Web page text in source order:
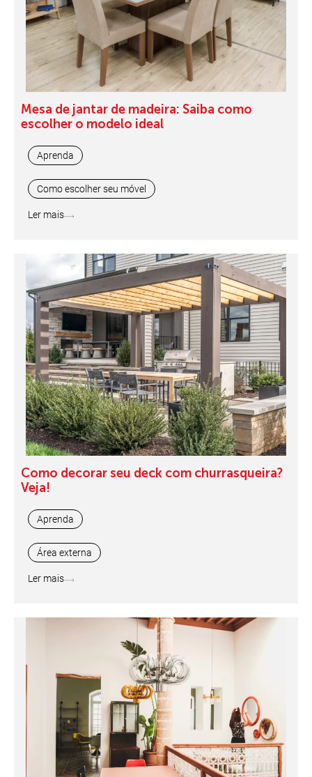
Mesa de jantar de madeira: Saiba como
escolher o modelo ideal
Aprenda
Como escolher seu móvel
Ler mais
Como decorar seu deck com churrasqueira?
Veja!
Aprenda
Área externa
Ler mais